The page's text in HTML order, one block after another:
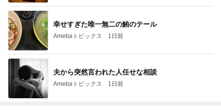
幸せすぎた唯一無二の鮪のテール
Amebaトピックス 1日前
夫から突然言われた人任せな相談
Amebaトピックス 1日前